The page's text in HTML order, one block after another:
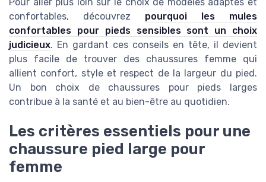
confortables, découvrez pourquoi les mules
confortables pour pieds sensibles sont un choix
judicieux. En gardant ces conseils en tête, il devient
plus facile de trouver des chaussures femme qui
allient confort, style et respect de la largeur du pied.
Un bon choix de chaussures pour pieds larges
contribue à la santé et au bien-être au quotidien.
Les critères essentiels pour une
chaussure pied large pour
femme